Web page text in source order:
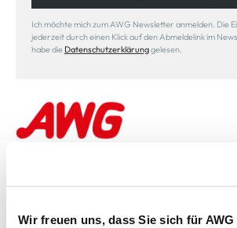
Wir freuen uns, dass Sie sich für AWG
Ich möchte mich zum AWG Newsletter anmelden. Die
jederzeit durch einen Klick auf den Abmeldelink im
habe die Datenschutzerklärunggelesen.